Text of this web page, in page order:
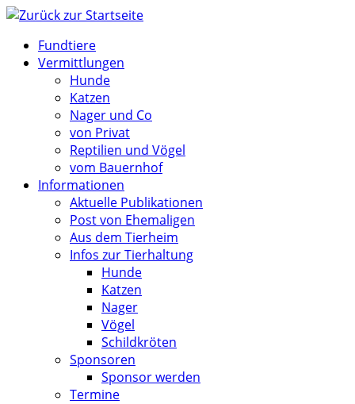
Zum
springenFundtiere
Vermittlungen
Hunde
Katzen
Nager und Co
von Privat
Reptilien und Vögel
vom Bauernhof
Informationen
Aktuelle Publikationen
Post von Ehemaligen
Aus dem Tierheim
Infos zur Tierhaltung
Hunde
Katzen
Nager
Vögel
Schildkröten
Sponsoren
Sponsor werden
Termine